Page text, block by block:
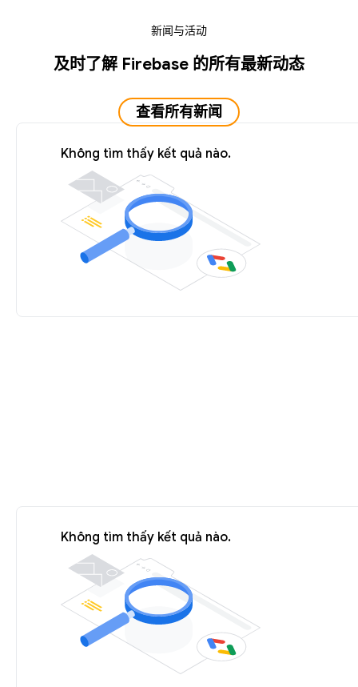
新闻与活动
及时了解 Firebase 的所有最新动态
查看所有新闻
Không tìm thấy kết quả nào.
Không tìm thấy kết quả nào.